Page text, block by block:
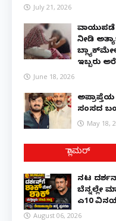
July 21, 2026
ವಾಯುಪಡೆ
ನೀಡಿ
ಇಬ್ಬರು
June 18, 2026
ಸಂಸದ
May 18,
ಗ್ಲಾಮರ್
ನಟ
ಬೆನ್ನಲ್ಲೇ
ಎ10
August 06, 2026